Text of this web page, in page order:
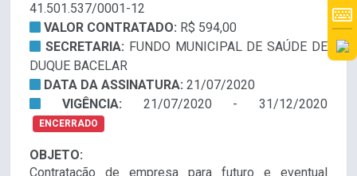
41.501.537/0001-12
VALOR CONTRATADO: R$ 594,00
SECRETARIA: FUNDO MUNICIPAL DE SAÚDE DE
DUQUE BACELAR
DATA DA ASSINATURA: 21/07/2020
VIGÊNCIA: 21/07/2020 - 31/12/2020
ENCERRADO
OBJETO:
Contratação de empresa para futuro e eventual